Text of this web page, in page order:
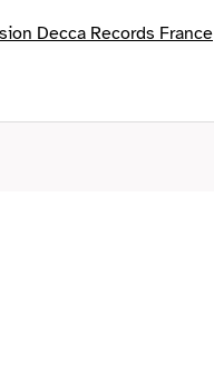
Decca Records France